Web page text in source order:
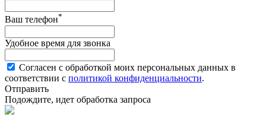
Ваш телефон*
Удобное время для звонка
Согласен с обработкой моих персональных данных в
соответствии с политикой конфиденциальности.
Отправить
Подождите, идет обработка запроса